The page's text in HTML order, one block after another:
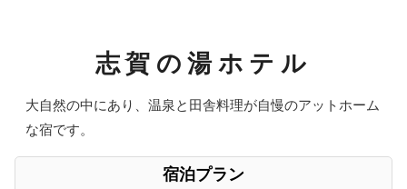
志賀の湯ホテル
大自然の中にあり、温泉と田舎料理が自慢のアットホーム
な宿です。
宿泊プラン